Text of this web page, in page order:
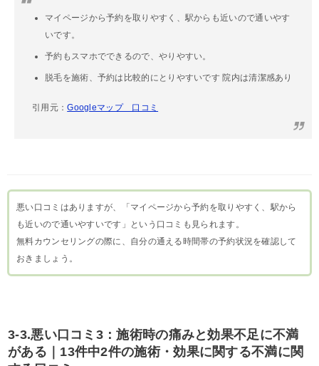
マイページから予約を取りやすく、駅からも近いので通いやす
いです。
予約もスマホでできるので、やりやすい。
脱毛を施術、予約は比較的にとりやすいです 院内は清潔感あり
引用元：Googleマップ 口コミ
悪い口コミはありますが、「マイページから予約を取りやすく、駅から
も近いので通いやすいです」という口コミも見られます。
無料カウンセリングの際に、自分の通える時間帯の予約状況を確認して
おきましょう。
3-3.悪い口コミ3：施術時の痛みと効果不足に不満
がある｜13件中2件の施術・効果に関する不満に関